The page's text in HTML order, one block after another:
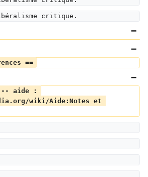
critique.
==
aide :
wiki/Aide:Notes et